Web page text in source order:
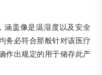
涵盖像是温湿度以及安全
务必符合那般针对该医疗
作出规定的用于储存此产